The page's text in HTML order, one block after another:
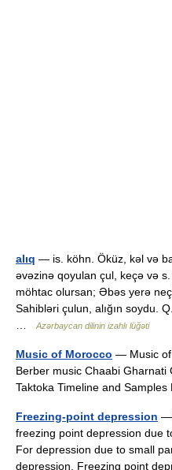
alıq — is. köhn. Öküz, kəl və
əvəzinə qoyulan çul, keçə və
möhtac olursan; Əbəs yerə
Sahibləri çulun, alığın soydu.
Azərbaycan dilinin izahlı lüğəti
Music of Morocco — Music of
Berber music Chaabi
Taktoka Timeline and
Freezing-point depression —
freezing point depression due
For depression due to small
depression. Freezing point